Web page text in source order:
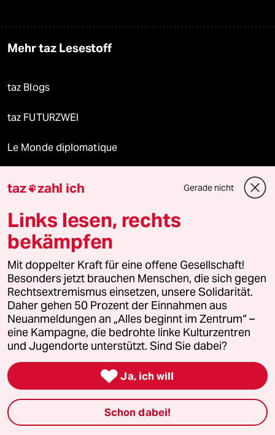
Mehr taz Lesestoff
taz Blogs
taz FUTURZWEI
Le Monde diplomatique
Mehr taz Angebote
Reisen
Kantine
Shop
Anzeigen
Fragen & Hilfe
taz zahl ich Gerade nicht
Links lesen, rechts
bekämpfen
Mit doppelter Kraft für eine offene Gesellschaft!
Besonders jetzt brauchen Menschen, die sich gegen
Rechtsextremismus einsetzen, unsere Solidarität.
Daher gehen 50 Prozent der Einnahmen aus
Neuanmeldungen an „Alles beginnt im Zentrum“ –
eine Kampagne, die bedrohte linke Kulturzentren
und Jugendorte unterstützt. Sind Sie dabei?
 Ja, ich will
Schon dabei!